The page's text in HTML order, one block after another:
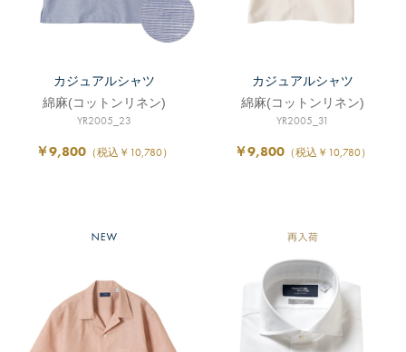
カジュアルシャツ
綿麻(コットンリネン)
YR2005_23
￥9,800（税込￥10,780）
カジュアルシャツ
綿麻(コットンリネン)
YR2005_31
￥9,800（税込￥10,780）